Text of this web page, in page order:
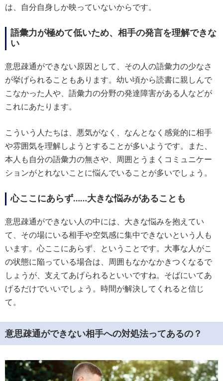
は、自分自身しか映っていないからです。
語彙力が極めて低いため、相手の発言を理解できな
い
意思疎通ができない原因として、その人の語彙力の少なさ
が挙げられることもあります。幼い頃から読書に親しんで
こなかった人や、語彙力の分野の発達障害がある人などが
これにあたります。
こういう人たちは、悪気がなく、なんとなく感覚的に相手
や雰囲気を理解しようとすることが多いようです。また、
本人も自分の語彙力の無さや、周囲とうまくコミュニケー
ションがとれないことに悩んでいることが多いでしょう。
心ここにあらず……大きな悩みがあることも
意思疎通ができない人の中には、大きな悩みを抱えてい
て、その場にいる相手や空気感に集中できないという人も
います。心ここにあらず、ということです。大事な人がこ
の状態に陥っている場合は、周囲もなかなかきつくなるで
しょうが、支えてあげられるといいですね。そばにいてあ
げるだけでいいでしょう。時間が解決してくれると信じ
て。
意思疎通ができない相手への対処法ってあるの？